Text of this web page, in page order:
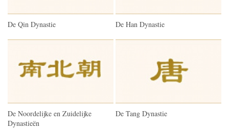
De Qin Dynastie De Han Dynastie
De Noordelijke en Zuidelijke
Dynastieën
De Tang Dynastie